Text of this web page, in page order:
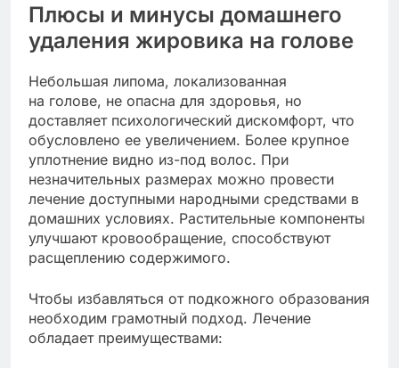
Плюсы и минусы домашнего
удаления жировика на голове
Небольшая липома, локализованная
на голове, не опасна для здоровья, но
доставляет психологический дискомфорт, что
обусловлено ее увеличением. Более крупное
уплотнение видно из-под волос. При
незначительных размерах можно провести
лечение доступными народными средствами в
домашних условиях. Растительные компоненты
улучшают кровообращение, способствуют
расщеплению содержимого.
Чтобы избавляться от подкожного образования
необходим грамотный подход. Лечение
обладает преимуществами: